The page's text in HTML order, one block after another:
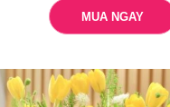
MUA NGAY